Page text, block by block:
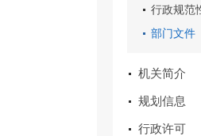
行政规范
部门文件
机关简介
规划信息
行政许可